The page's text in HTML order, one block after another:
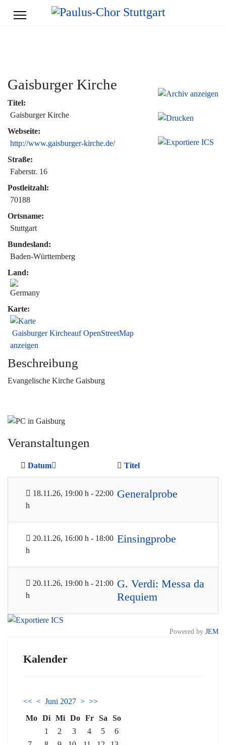
Gaisburger Kirche
Titel:
Gaisburger Kirche
Webseite:
http://www.gaisburger-kirche.de/
Straße:
Faberstr. 16
Postleitzahl:
70188
Ortsname:
Stuttgart
Bundesland:
Baden-Württemberg
Land:
Karte:
Gaisburger Kircheauf OpenStreetMap
anzeigen
Beschreibung
Evangelische Kirche Gaisburg
Veranstaltungen
Datum Titel
18.11.26, 19:00 h - 22:00
h
Generalprobe
20.11.26, 16:00 h - 18:00
h
Einsingprobe
20.11.26, 19:00 h - 21:00
h
G. Verdi: Messa da
Requiem
Powered by JEM
Kalender
<< < Juni 2027 > >>
Mo Di Mi Do Fr Sa
So
1
2 3 4 5
6